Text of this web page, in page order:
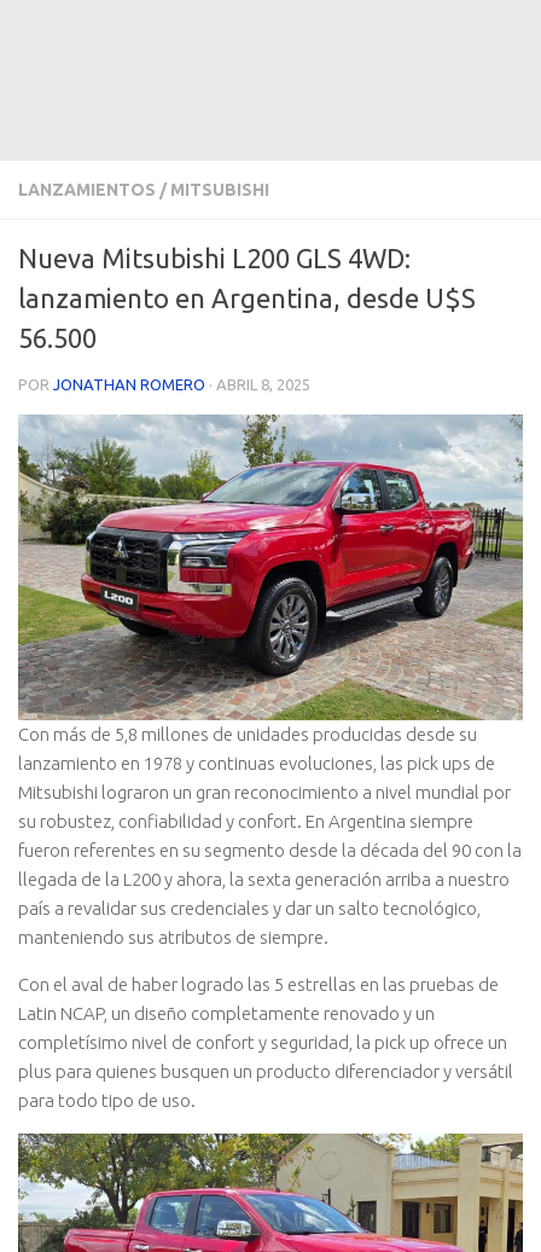
LANZAMIENTOS / MITSUBISHI
Nueva Mitsubishi L200 GLS 4WD:
lanzamiento en Argentina, desde U$S
56.500
POR JONATHAN ROMERO · ABRIL 8, 2025
Con más de 5,8 millones de unidades producidas desde su
lanzamiento en 1978 y continuas evoluciones, las pick ups de
Mitsubishi lograron un gran reconocimiento a nivel mundial por
su robustez, confiabilidad y confort. En Argentina siempre
fueron referentes en su segmento desde la década del 90 con la
llegada de la L200 y ahora, la sexta generación arriba a nuestro
país a revalidar sus credenciales y dar un salto tecnológico,
manteniendo sus atributos de siempre.
Con el aval de haber logrado las 5 estrellas en las pruebas de
Latin NCAP, un diseño completamente renovado y un
completísimo nivel de confort y seguridad, la pick up ofrece un
plus para quienes busquen un producto diferenciador y versátil
para todo tipo de uso.